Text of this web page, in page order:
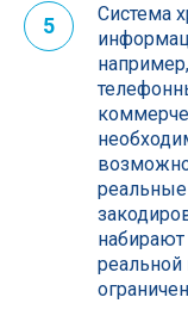
5
Система
реальные
набирают
реальной